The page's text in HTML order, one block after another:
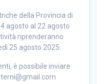
della Provincia di
agosto al 22 agosto
riprenderanno
25 agosto 2025.
è possibile inviare